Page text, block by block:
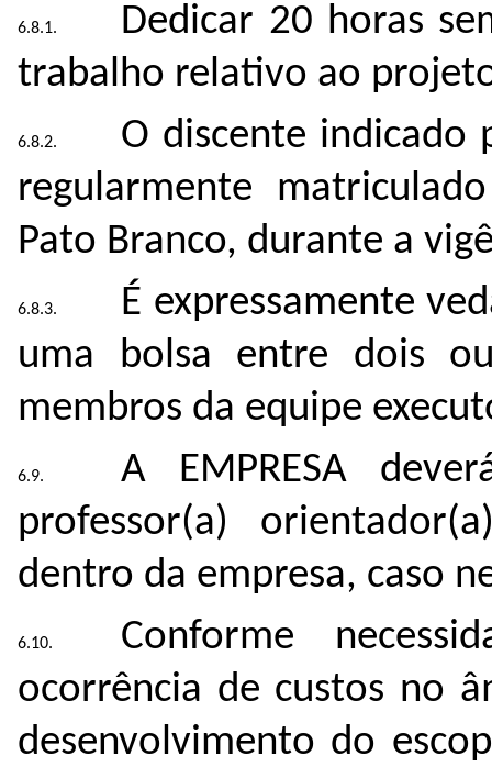
Dedicar 20 horas
trabalho relativo ao
O discente indicado
regularmente
Pato Branco, durante a
É expressamente
uma bolsa entre dois
membros da equipe
A EMPRESA
professor(a)
dentro da empresa, caso
Conforme
ocorrência de custos no
desenvolvimento do